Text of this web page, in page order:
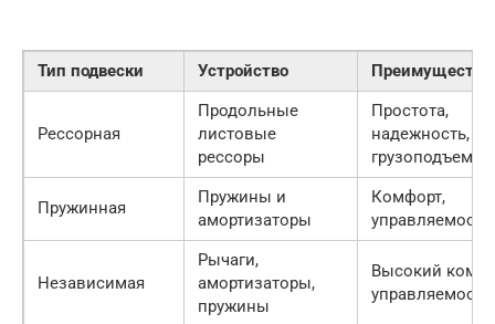
Тип подвески Устройство Преимущества
Рессорная
Продольные
листовые
рессоры
Простота,
надежность,
Пружинная
Пружины и
амортизаторы
Комфорт,
управляемость
Независимая
Рычаги,
амортизаторы,
пружины
Высокий
управляемость